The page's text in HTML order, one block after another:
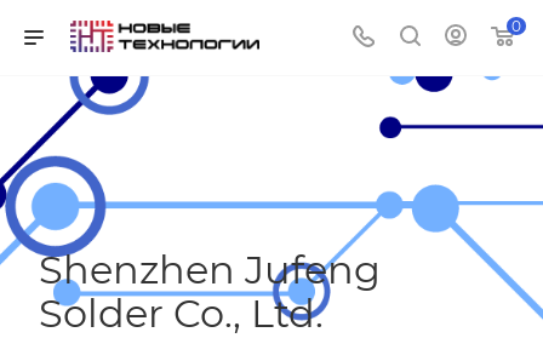
0
Shenzhen Jufeng
Solder Co., Ltd.